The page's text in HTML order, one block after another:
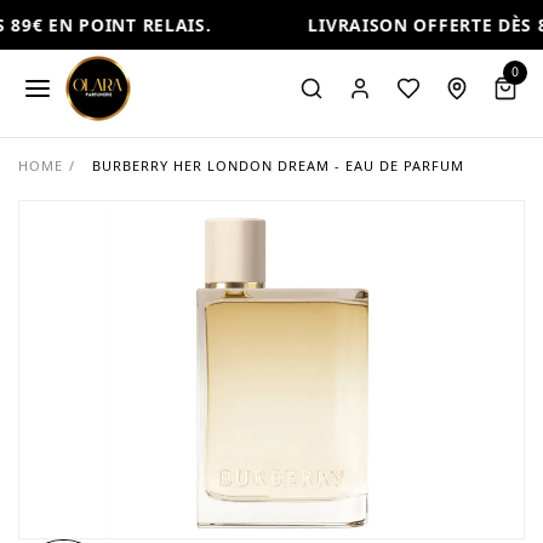
EN POINT RELAIS. LIVRAISON OFFERTE DÈS
0
HOME / BURBERRY HER LONDON DREAM - EAU DE PARFUM